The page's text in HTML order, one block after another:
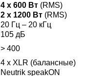
4 x 600 Вт (RMS)
2 x 1200 Вт (RMS)
20 Гц – 20 кГц
105 дБ
> 400
4 x XLR (балансные)
Neutrik speakON